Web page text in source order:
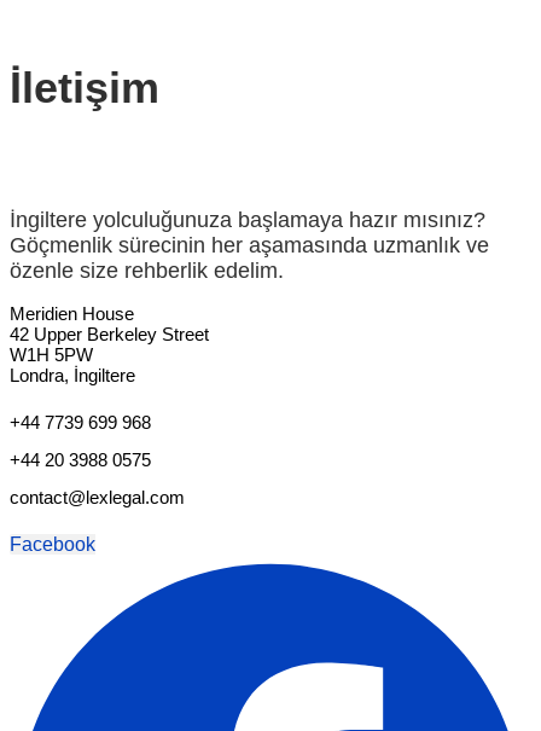
İletişim
İngiltere yolculuğunuza başlamaya hazır mısınız?
Göçmenlik sürecinin her aşamasında uzmanlık ve
özenle size rehberlik edelim.
Meridien House
42 Upper Berkeley Street
W1H 5PW
Londra, İngiltere
+44 7739 699 968
+44 20 3988 0575
contact@lexlegal.com
Facebook